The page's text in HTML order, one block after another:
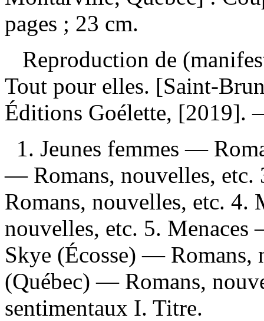
pages ; 23 cm.
Reproduction de
Tout pour elles. [Saint-
Éditions Goélette,
1. Jeunes femmes —
— Romans, nouvelles,
Romans, nouvelles, etc.
nouvelles, etc. 5.
Skye (Écosse) — Romans,
(Québec) — Romans,
sentimentaux I. Titre.